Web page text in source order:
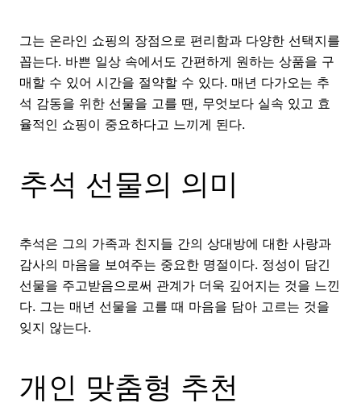
그는 온라인 쇼핑의 장점으로 편리함과 다양한 선택지를
꼽는다. 바쁜 일상 속에서도 간편하게 원하는 상품을 구
매할 수 있어 시간을 절약할 수 있다. 매년 다가오는 추
석 감동을 위한 선물을 고를 땐, 무엇보다 실속 있고 효
율적인 쇼핑이 중요하다고 느끼게 된다.
추석 선물의 의미
추석은 그의 가족과 친지들 간의 상대방에 대한 사랑과
감사의 마음을 보여주는 중요한 명절이다. 정성이 담긴
선물을 주고받음으로써 관계가 더욱 깊어지는 것을 느낀
다. 그는 매년 선물을 고를 때 마음을 담아 고르는 것을
잊지 않는다.
개인 맞춤형 추천